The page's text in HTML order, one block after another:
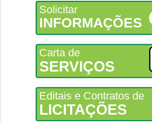
Solicitar
INFORMAÇÕES
Carta de
SERVIÇOS
Editais e Contratos de
LICITAÇÕES